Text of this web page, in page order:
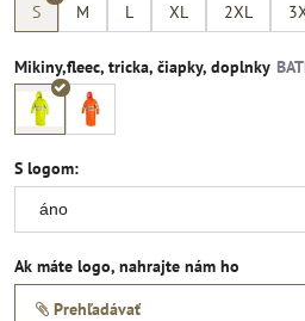
S
M L XL 2XL
Mikiny,fleec, tricka, čiapky, doplnky
S logom:
Ak máte logo, nahrajte nám ho
Prehľadávať